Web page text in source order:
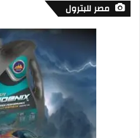
مصر للبترول